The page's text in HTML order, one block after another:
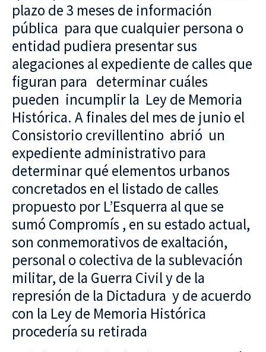
plazo de 3 meses de información
pública para que cualquier persona o
entidad pudiera presentar sus
alegaciones al expediente de calles que
figuran para determinar cuáles
pueden incumplir la Ley de Memoria
Histórica. A finales del mes de junio el
Consistorio crevillentino abrió un
expediente administrativo para
determinar qué elementos urbanos
concretados en el listado de calles
propuesto por L’Esquerra al que se
sumó Compromís , en su estado actual,
son conmemorativos de exaltación,
personal o colectiva de la sublevación
militar, de la Guerra Civil y de la
represión de la Dictadura y de acuerdo
con la Ley de Memoria Histórica
procedería su retirada